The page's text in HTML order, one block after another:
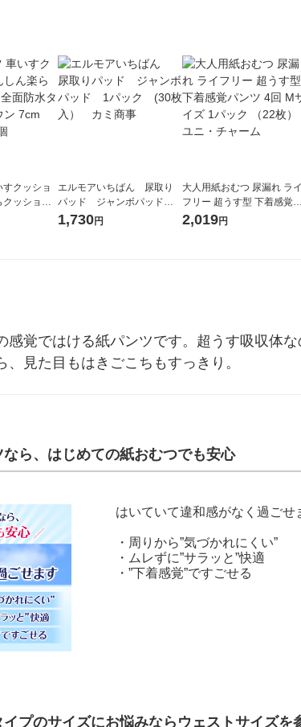
すクッショ
） ブラウ
エルモアいちばん 尿取り
パッド ジャンボパッド 1
パック (30枚入） カミ商
1,730円
大人用紙おむつ 尿漏れ ライ
フリー 超うす型 下着感覚パ
ンツ 4回 Mサイズ 1パック
2,019円
感覚ではける紙パンツです。超うす吸収体
見た目もはきごこちもすっきり。
ら、はじめての紙おむつでも安心
はいていて違和感がなく過ごせ
・周りから”気づかれにくい”
・ムレずに”サラッと”快適
・”下着感覚”ですごせる
プのサイズにお悩みならウェストサイズを